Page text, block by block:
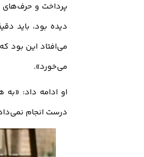
پرداخت و حرف‌های
دیده بود، باید
می‌افتاد این بود
می‌خورد».
او ادامه داد:
درست انجام